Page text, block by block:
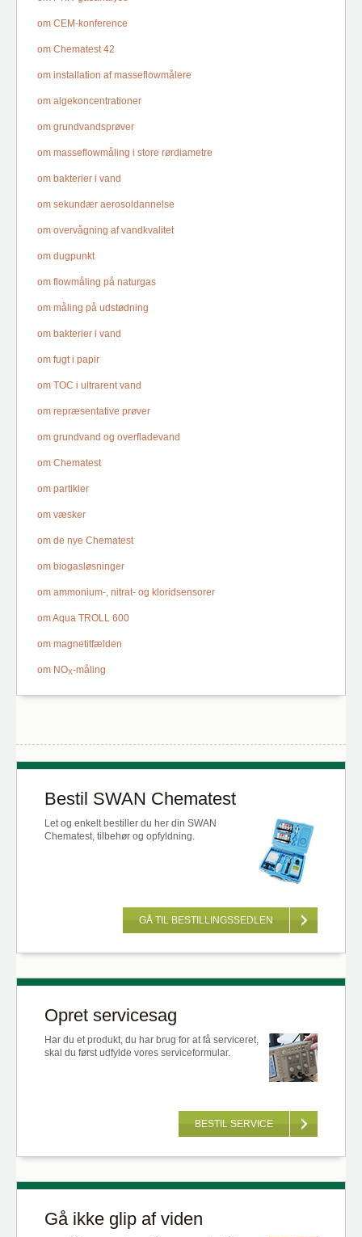
om CEM-konference
om Chematest 42
om installation af masseflowmålere
om algekoncentrationer
om grundvandsprøver
om masseflowmåling i store rørdiametre
om bakterier i vand
om sekundær aerosoldannelse
om overvågning af vandkvalitet
om dugpunkt
om flowmåling på naturgas
om måling på udstødning
om bakterier i vand
om fugt i papir
om TOC i ultrarent vand
om repræsentative prøver
om grundvand og overfladevand
om Chematest
om partikler
om væsker
om de nye Chematest
om biogasløsninger
om ammonium-, nitrat- og kloridsensorer
om Aqua TROLL 600
om magnetitfælden
om NOX-måling
Bestil SWAN Chematest
Let og enkelt bestiller du her din SWAN
Chematest, tilbehør og opfyldning.
GÅ TIL BESTILLINGSSEDLEN
Opret servicesag
Har du et produkt, du har brug for at få serviceret,
skal du først udfylde vores serviceformular.
BESTIL SERVICE
Gå ikke glip af viden